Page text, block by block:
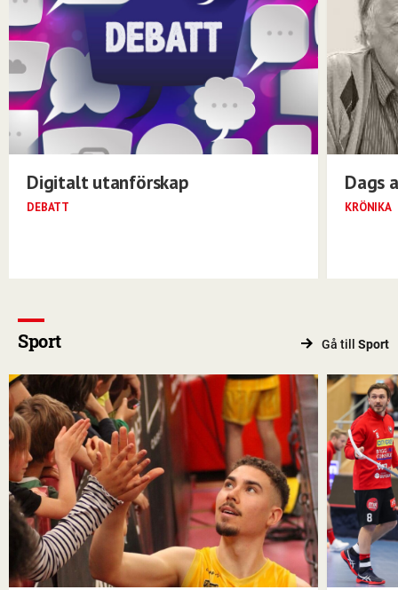
Digitalt utanförskap
DEBATT
Dags
KRÖNIKA
Sport Gå till Sport